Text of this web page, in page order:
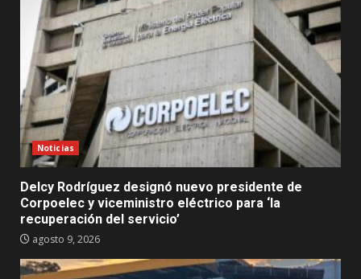
Noticias
Delcy Rodríguez designó nuevo presidente de
Corpoelec y viceministro eléctrico para ‘la
recuperación del servicio’
agosto 9, 2026